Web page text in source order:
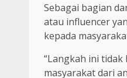
Sebagai bagian
atau influencer
kepada
“Langkah ini
masyarakat dari